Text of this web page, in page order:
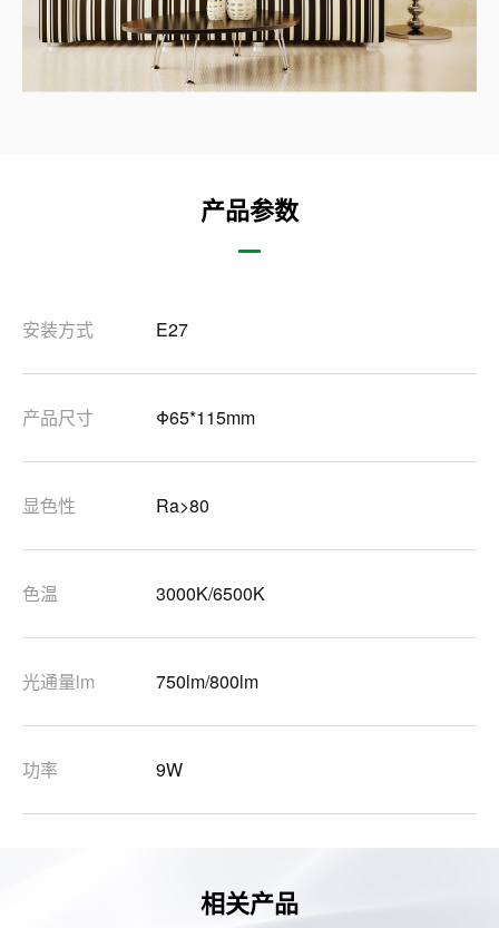
产品参数
安装方式 E27
产品尺寸 Φ65*115mm
显色性 Ra>80
色温 3000K/6500K
光通量lm 750lm/800lm
功率 9W
相关产品